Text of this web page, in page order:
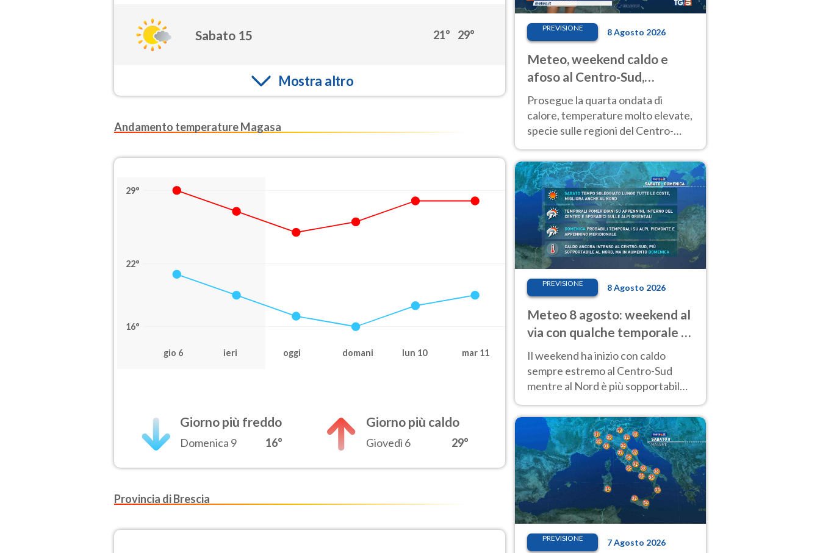
Sabato 15 21° 29°
Mostra altro
Andamento temperature Magasa
29°
22°
16°
gio 6 ieri oggi domani lun 10 mar 11
Giorno più freddo
Domenica 9 16°
Giorno più caldo
Giovedì 6 29°
Provincia di Brescia
PREVISIONE 8 Agosto 2026
Meteo, weekend caldo e
afoso al Centro-Sud,
temporali sui rilievi
Prosegue la quarta ondata di
calore, temperature molto elevate,
specie sulle regioni del Centro-
aree montuose
PREVISIONE 8 Agosto 2026
Meteo 8 agosto: weekend al
via con qualche temporale e
caldo estremo al Centro-Sud
Il weekend ha inizio con caldo
sempre estremo al Centro-Sud
mentre al Nord è più sopportabile
calore sui rilievi.
PREVISIONE 7 Agosto 2026